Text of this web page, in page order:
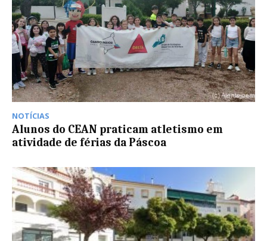
NOTÍCIAS
Alunos do CEAN praticam atletismo em
atividade de férias da Páscoa